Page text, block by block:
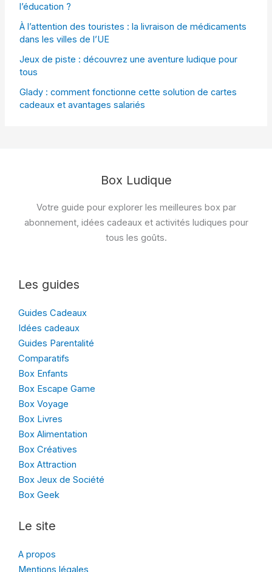
l’éducation ?
À l’attention des touristes : la livraison de médicaments
dans les villes de l’UE
Jeux de piste : découvrez une aventure ludique pour
tous
Glady : comment fonctionne cette solution de cartes
cadeaux et avantages salariés
Box Ludique
Votre guide pour explorer les meilleures box par
abonnement, idées cadeaux et activités ludiques pour
tous les goûts.
Les guides
Guides Cadeaux
Idées cadeaux
Guides Parentalité
Comparatifs
Box Enfants
Box Escape Game
Box Voyage
Box Livres
Box Alimentation
Box Créatives
Box Attraction
Box Jeux de Société
Box Geek
Le site
A propos
Mentions légales